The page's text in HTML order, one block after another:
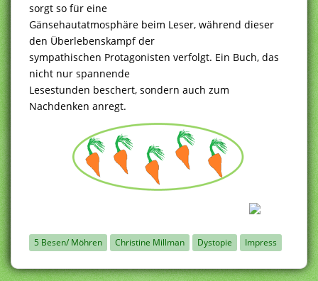
sorgt so für eine
Gänsehautatmosphäre beim Leser, während dieser
den Überlebenskampf der
sympathischen Protagonisten verfolgt. Ein Buch, das
nicht nur spannende
Lesestunden beschert, sondern auch zum
Nachdenken anregt.
5 Besen/ Möhren Christine Millman Dystopie Impress